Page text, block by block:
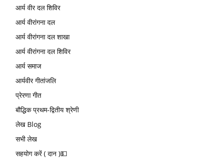
आर्य वीर दल शिविर
आर्य वीरांगना दल
आर्य वीरांगना दल शाखा
आर्य वीरांगना दल शिविर
आर्य समाज
आर्यवीर गीतांजलि
प्रेरणा गीत
बौद्धिक प्रथम-द्वितीय श्रेणी
लेख Blog
सभी लेख
सहयोग करें ( दान )💵